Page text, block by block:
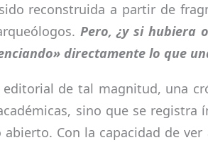
reconstruida a partir de
Pero, ¿y si hubiera
directamente lo que
editorial de tal magnitud, una
sino que se
Con la capacidad de